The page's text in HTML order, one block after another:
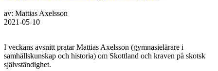
av: Mattias Axelsson
2021-05-10
I veckans avsnitt pratar Mattias Axelsson (gymnasielärare i
samhällskunskap och historia) om Skottland och kraven på skotsk
självständighet.